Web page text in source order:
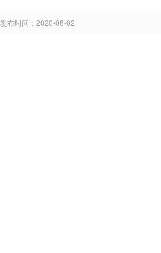
发布时间： 2020-08-02